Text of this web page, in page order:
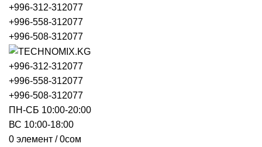
+996-312-312077
+996-558-312077
+996-508-312077
+996-312-312077
+996-558-312077
+996-508-312077
ПН-СБ 10:00-20:00
ВС 10:00-18:00
0 элемент / 0сом